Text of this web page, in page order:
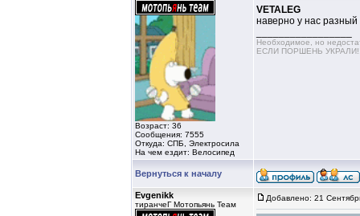
Возраст: 36
Сообщения: 7555
Откуда: СПБ, Электросила
На чем ездит: Велосипед
VETALEG
наверно у нас разный
Необходимое, но
ЕСЛИ ПОРШЕНЬ
Вернуться к началу
Evgenikk
тиранчеГ Мотопьянь Теам
Добавлено: 21